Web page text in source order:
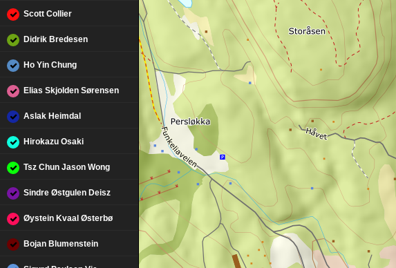
Scott Collier
Didrik Bredesen
Ho Yin Chung
Elias Skjolden Sørensen
Aslak Heimdal
Hirokazu Osaki
Tsz Chun Jason Wong
Sindre Østgulen Deisz
Øystein Kvaal Østerbø
Bojan Blumenstein